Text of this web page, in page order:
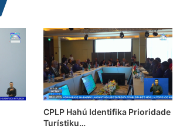
CPLP Hahú Identifika Prioridade
Turístiku…